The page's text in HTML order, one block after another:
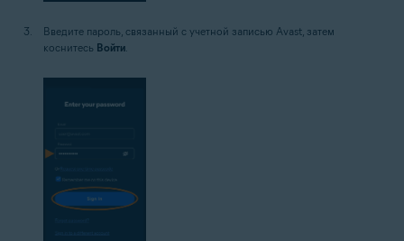
Введите пароль, связанный с учетной записью Avast, затем
коснитесь Войти